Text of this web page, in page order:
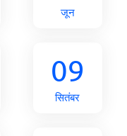
जून
09
सितंबर